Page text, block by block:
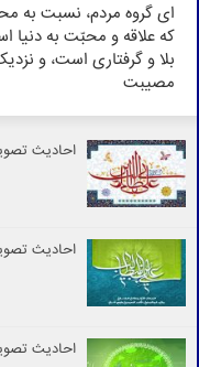
اى گروه مردم، نسبت به
که علاقه و محبّت به دنیا
بلا و گرفتارى است، و
مصیبت
احادیث
احادیث
احادیث